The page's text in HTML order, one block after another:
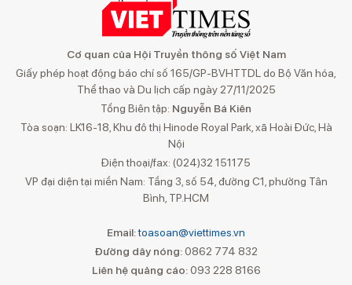
Cơ quan của Hội Truyền thông số Việt Nam
Giấy phép hoạt động báo chí số 165/GP-BVHTTDL do Bộ Văn hóa,
Thể thao và Du lịch cấp ngày 27/11/2025
Tổng Biên tập: Nguyễn Bá Kiên
Tòa soạn: LK16-18, Khu đô thị Hinode Royal Park, xã Hoài Đức, Hà
Nội
Điện thoại/fax: (024)32 151175
VP đại diện tại miền Nam: Tầng 3, số 54, đường C1, phường Tân
Bình, TP.HCM
Email:toasoan@viettimes.vn
Đường dây nóng: 0862 774 832
Liên hệ quảng cáo:093 228 8166